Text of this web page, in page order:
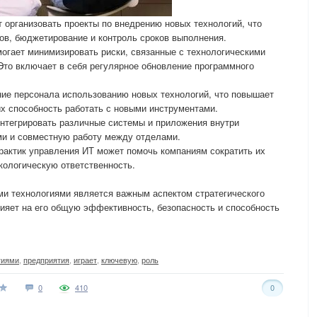
проекты по внедрению новых технологий, что
бюджетирование и контроль сроков выполнения.
минимизировать риски, связанные с технологическими
включает в себя регулярное обновление программного
персонала использованию новых технологий, что повышает
работать с новыми инструментами.
различные системы и приложения внутри
и совместную работу между отделами.
управления ИТ может помочь компаниям сократить их
ответственность.
является важным аспектом стратегического
на его общую эффективность, безопасность и способность
предприятия играет ключевую роль
0 0
410